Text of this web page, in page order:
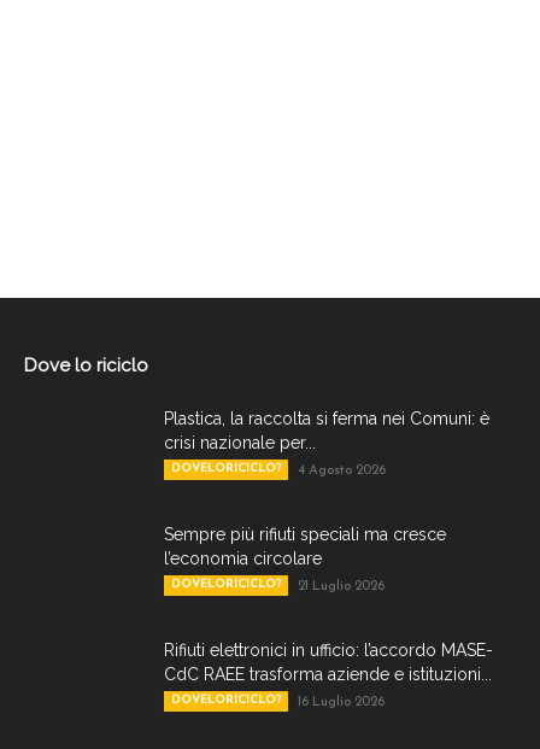
Dove lo riciclo
Plastica, la raccolta si ferma nei Comuni: è
crisi nazionale per...
DOVELORICICLO? 4 Agosto 2026
Sempre più rifiuti speciali ma cresce
l’economia circolare
DOVELORICICLO? 21 Luglio 2026
Rifiuti elettronici in ufficio: l’accordo MASE-
CdC RAEE trasforma aziende e istituzioni...
DOVELORICICLO? 16 Luglio 2026